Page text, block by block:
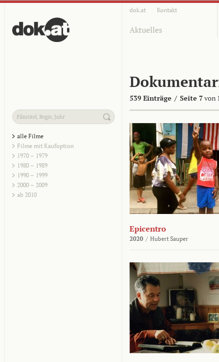
dok.at Kontakt
Aktuelles
539 Einträge / Seite 7von
alle Filme
Filme mit Kaufoption
1970 – 1979
1980 – 1989
1990 – 1999
2000 – 2009
ab 2010
Epicentro
2020 / Hubert Sauper